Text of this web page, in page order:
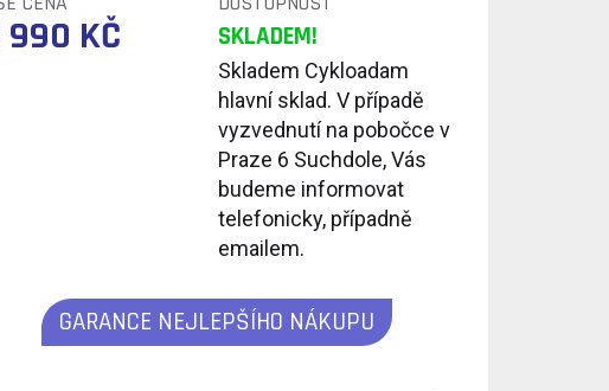
990 KČ SKLADEM!
Skladem Cykloadam
hlavní sklad. V případě
vyzvednutí na pobočce v
Praze 6 Suchdole, Vás
budeme informovat
telefonicky, případně
emailem.
GARANCE NEJLEPŠÍHO NÁKUPU